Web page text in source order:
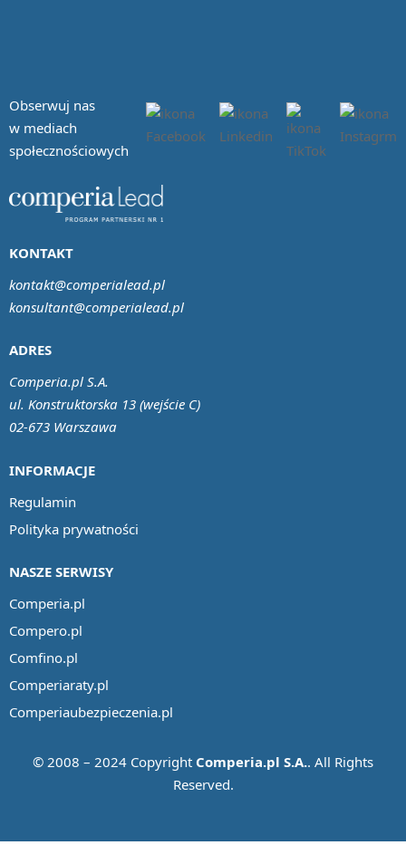
Obserwuj nas
w mediach
społecznościowych
INFORMACJE
Regulamin
Polityka prywatności
NASZE SERWISY
Comperia.pl
Compero.pl
Comfino.pl
Comperiaraty.pl
Comperiaubezpieczenia.pl
ADRES
Comperia.pl S.A.
ul. Konstruktorska 13 (wejście C)
02-673 Warszawa
KONTAKT
kontakt@comperialead.pl
konsultant@comperialead.pl
© 2008 – 2024 Copyright Comperia.pl S.A.. All Rights
Reserved.